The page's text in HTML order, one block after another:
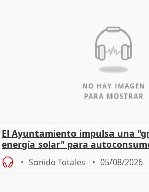
El Ayuntamiento impulsa una
energía solar" para
Sonido Totales 05/08/2026